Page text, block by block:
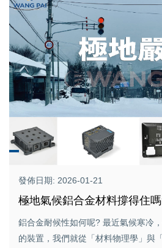
發佈日期: 2026-01-21
極地氣候鋁合金材料撐得住
鋁合金耐候性如何呢? 最近氣候寒冷
的裝置，我們就從「材料物理學」與